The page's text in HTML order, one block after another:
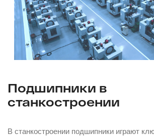
Подшипники в
станкостроении
В станкостроении подшипники играют